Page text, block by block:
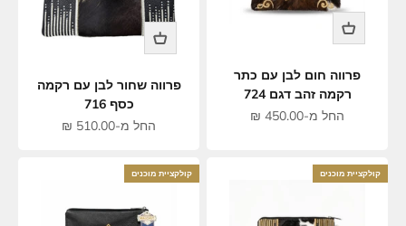
פרווה חום לבן עם כתר
רקמה זהב דגם 724
מחיר מבצע
החל מ-450.00 ₪
פרווה שחור לבן עם רקמה
כסף 716
מחיר מבצע
החל מ-510.00 ₪
קולקציית מוכנים קולקציית מוכנים